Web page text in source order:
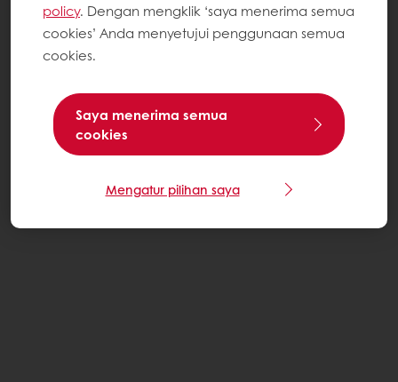
policy. Dengan mengklik ‘saya menerima semua
cookies’ Anda menyetujui penggunaan semua
cookies.
Saya menerima semua
cookies
Mengatur pilihan saya